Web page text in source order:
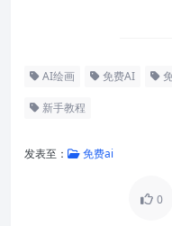
AI绘画 免费AI
新手教程
发表至： 免费ai
0